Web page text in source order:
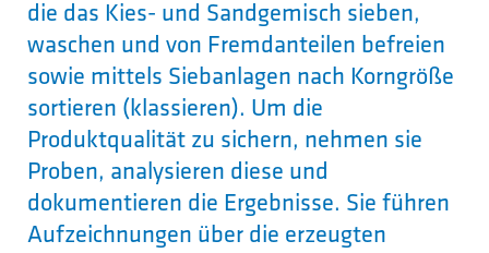
die das Kies- und Sandgemisch sieben,
waschen und von Fremdanteilen befreien
sowie mittels Siebanlagen nach Korngröße
sortieren (klassieren). Um die
Produktqualität zu sichern, nehmen sie
Proben, analysieren diese und
dokumentieren die Ergebnisse. Sie führen
Aufzeichnungen über die erzeugten